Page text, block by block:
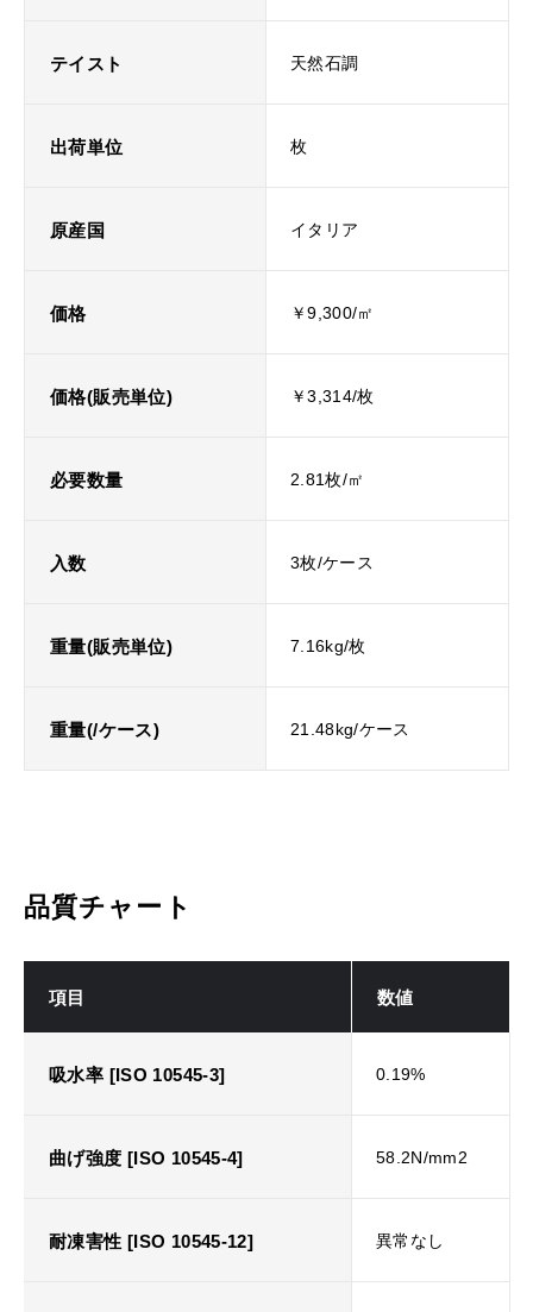
テイスト 天然石調
出荷単位 枚
原産国 イタリア
価格 ￥9,300/㎡
価格(販売単位) ￥3,314/枚
必要数量 2.81枚/㎡
入数 3枚/ケース
重量(販売単位) 7.16kg/枚
重量(/ケース) 21.48kg/ケース
品質チャート
項目 数値
吸水率 [ISO 10545-3] 0.19%
曲げ強度 [ISO 10545-4] 58.2N/mm2
耐凍害性 [ISO 10545-12] 異常なし